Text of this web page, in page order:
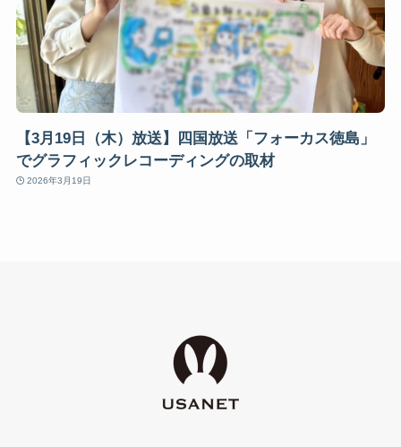
【3月19日（木）放送】四国放送「フォーカス徳島」
でグラフィックレコーディングの取材
2026年3月19日